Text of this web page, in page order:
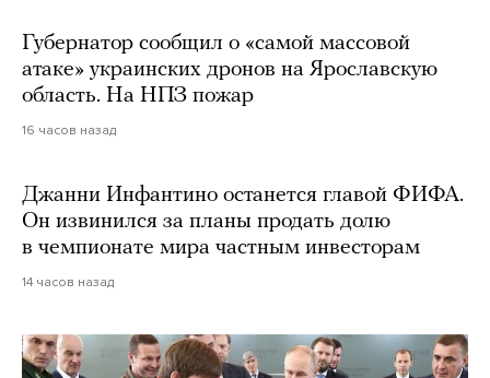
Губернатор сообщил о «самой массовой
атаке» украинских дронов на Ярославскую
область. На НПЗ пожар
16 часов назад
Джанни Инфантино останется главой ФИФА.
Он извинился за планы продать долю
в чемпионате мира частным инвесторам
14 часов назад